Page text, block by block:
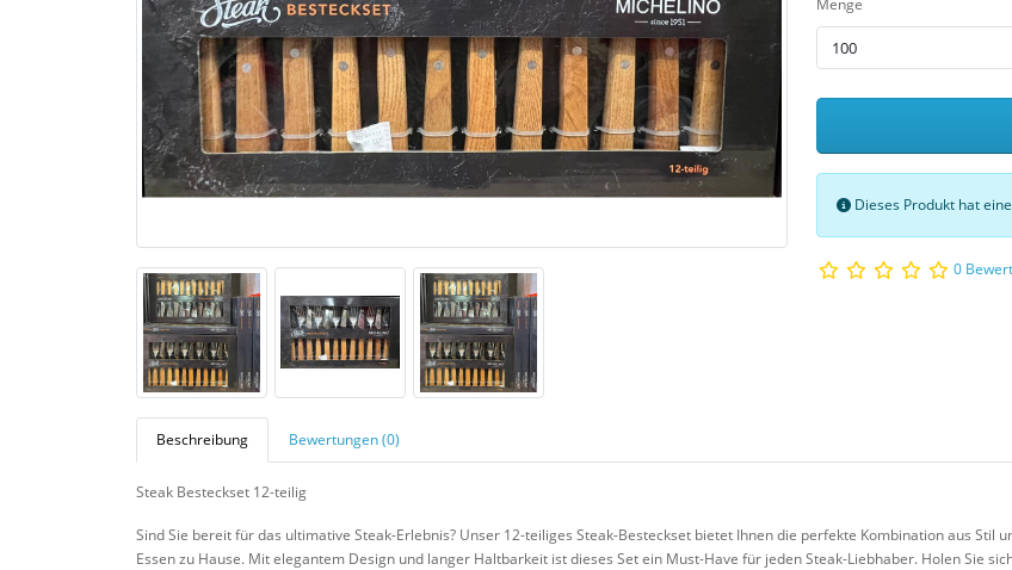
Menge
Dieses Produkt hat
0
Beschreibung Bewertungen (0)
Steak Besteckset 12-teilig
Sind Sie bereit für das ultimative Steak-Erlebnis? Unser 12-teiliges Steak-Besteckset bietet Ihnen die perfekte Kombination aus
Essen zu Hause. Mit elegantem Design und langer Haltbarkeit ist dieses Set ein Must-Have für jeden Steak-Liebhaber. Holen Sie